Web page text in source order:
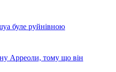
буле руйнівною
Арреоли, тому що він